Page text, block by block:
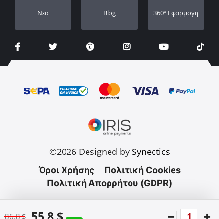
86.8 $ 55.8 $
Νέα Blog 360º Εφαρμογή
©2026 Designed by Synectics
Όροι Χρήσης
Πολιτική Cookies
Πολιτική Απορρήτου (GDPR)